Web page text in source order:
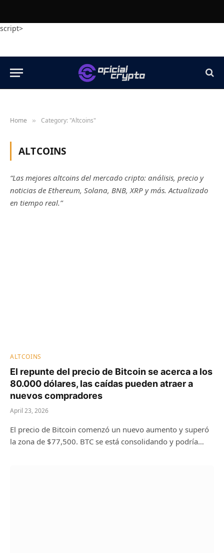
script>
Home » Category: "Altcoins"
ALTCOINS
“Las mejores altcoins del mercado cripto: análisis, precio y
noticias de Ethereum, Solana, BNB, XRP y más. Actualizado
en tiempo real.”
ALTCOINS
El repunte del precio de Bitcoin se acerca a los
80.000 dólares, las caídas pueden atraer a
nuevos compradores
April 23, 2026
El precio de Bitcoin comenzó un nuevo aumento y superó
la zona de $77,500. BTC se está consolidando y podría…